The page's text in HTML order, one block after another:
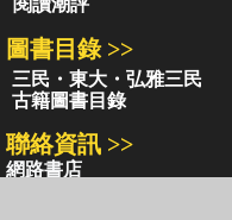
閱讀潮評
圖書目錄 >>
三民・東大・弘雅三民
古籍圖書目錄
聯絡資訊 >>
網路書店